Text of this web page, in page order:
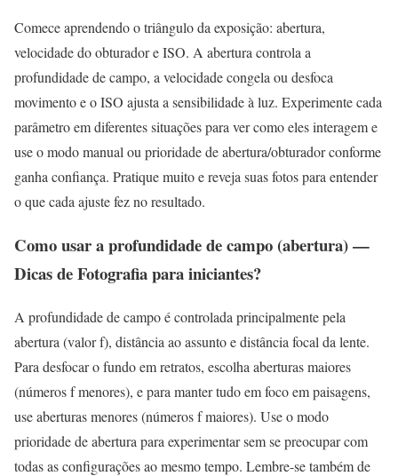
Comece aprendendo o triângulo da exposição: abertura,
velocidade do obturador e ISO. A abertura controla a
profundidade de campo, a velocidade congela ou desfoca
movimento e o ISO ajusta a sensibilidade à luz. Experimente cada
parâmetro em diferentes situações para ver como eles interagem e
use o modo manual ou prioridade de abertura/obturador conforme
ganha confiança. Pratique muito e reveja suas fotos para entender
o que cada ajuste fez no resultado.
Como usar a profundidade de campo (abertura) —
Dicas de Fotografia para iniciantes?
A profundidade de campo é controlada principalmente pela
abertura (valor f), distância ao assunto e distância focal da lente.
Para desfocar o fundo em retratos, escolha aberturas maiores
(números f menores), e para manter tudo em foco em paisagens,
use aberturas menores (números f maiores). Use o modo
prioridade de abertura para experimentar sem se preocupar com
todas as configurações ao mesmo tempo. Lembre-se também de